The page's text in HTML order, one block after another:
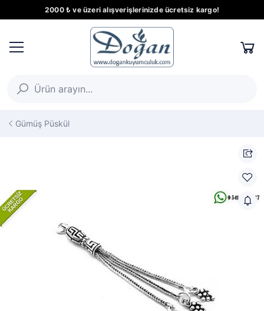
2000 ₺ ve üzeri alışverişlerinizde ücretsiz kargo!
Gümüş Püskül